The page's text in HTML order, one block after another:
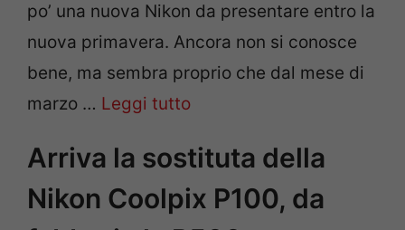
po’ una nuova Nikon da presentare entro la
nuova primavera. Ancora non si conosce
bene, ma sembra proprio che dal mese di
marzo … Leggi tutto
Arriva la sostituta della
Nikon Coolpix P100, da